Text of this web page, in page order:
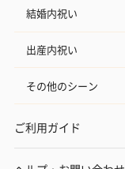
結婚内祝い
出産内祝い
その他のシーン
ご利用ガイド